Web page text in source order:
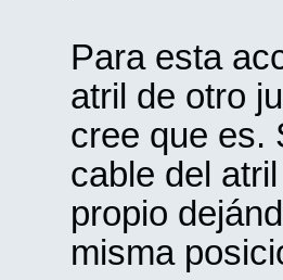
Para esta
atril de otro
cree que es.
cable del
propio
misma